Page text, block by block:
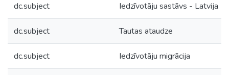
dc.subject Iedzīvotāju sastāvs - Latvija
dc.subject Tautas ataudze
dc.subject Iedzīvotāju migrācija